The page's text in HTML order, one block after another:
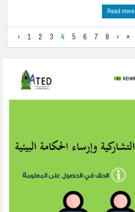
Read more
‹ 1 2 3 4 5 6 7 8 › »